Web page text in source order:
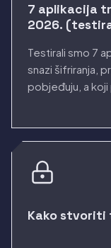
7 aplikacija
2026.
Testirali smo 7
snazi šifriranja,
pobjeđuju, a
Kako stvoriti